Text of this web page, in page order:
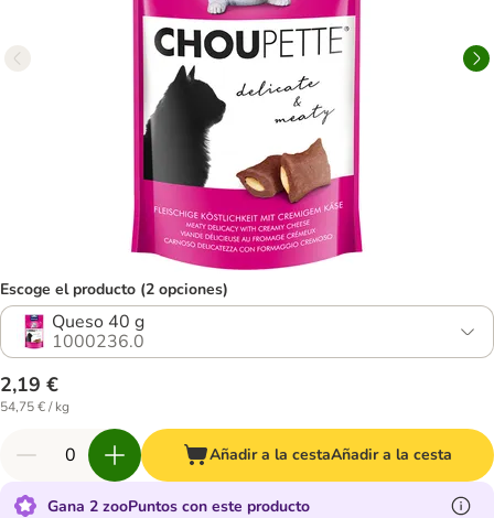
Escoge el producto (2 opciones)
Queso 40 g
1000236.0
2,19 €
54,75 € / kg
Añadir a la cestaAñadir a la cesta
Gana 2 zooPuntos con este producto